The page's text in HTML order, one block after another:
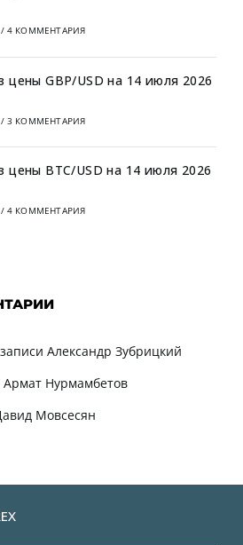
/ 4 КОММЕНТАРИЯ
цены GBP/USD на 14 июля 2026
/ 3 КОММЕНТАРИЯ
цены BTC/USD на 14 июля 2026
/ 4 КОММЕНТАРИЯ
Александр Зубрицкий
Армат Нурмамбетов
Мовсесян